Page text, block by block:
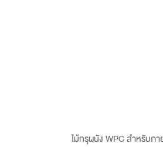
ไม้กรุผนัง WPC สำหรับภ